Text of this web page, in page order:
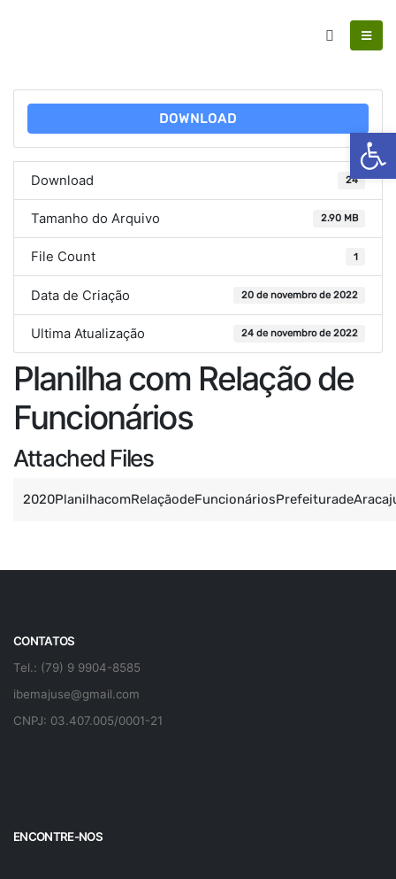
DOWNLOAD
Download 24
Tamanho do Arquivo 2.90 MB
File Count 1
Data de Criação 20 de novembro de 2022
Ultima Atualização 24 de novembro de 2022
Planilha com Relação de
Funcionários
Attached Files
CONTATOS
Tel.: (79) 9 9904-8585
ibemajuse@gmail.com
CNPJ: 03.407.005/0001-21
ENCONTRE-NOS